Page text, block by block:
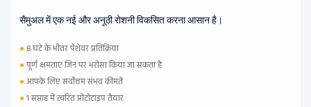
सैमुअल में एक नई और अनूठी रोशनी विकसित करना आसान है।
●8 घंटे के भीतर पेशेवर प्रतिक्रिया
●पूर्ण क्षमताएं जिन पर भरोसा किया जा सकता है
●आपके लिए सर्वोत्तम संभव कीमतें
●1 सप्ताह में त्वरित प्रोटोटाइप तैयार